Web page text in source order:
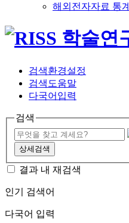
해외전자자료 통계
검색환경설정
검색도움말
다국어입력
검색
상세검색
결과 내 재검색
인기 검색어
다국어 입력